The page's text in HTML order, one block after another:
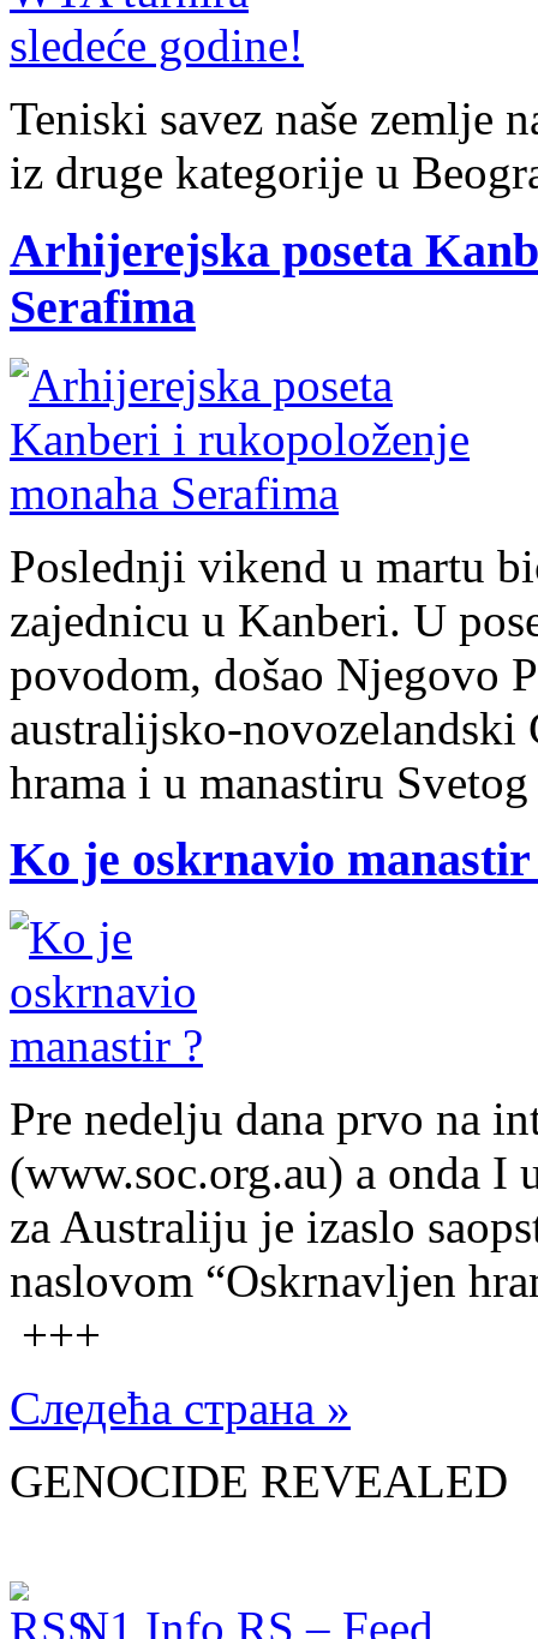
Teniski savez naše zemlje
iz druge kategorije u
Arhijerejska poseta
Serafima
Poslednji vikend u martu
zajednicu u Kanberi. U
povodom, došao Njegovo
australijsko-novozelandski
hrama i u manastiru
Ko je oskrnavio manastir
Pre nedelju dana prvo na
(www.soc.org.au) a onda I
za Australiju je izaslo
naslovom “Oskrnavljen
+++
Следећа страна »
GENOCIDE REVEALED
N1 Info RS – Feed